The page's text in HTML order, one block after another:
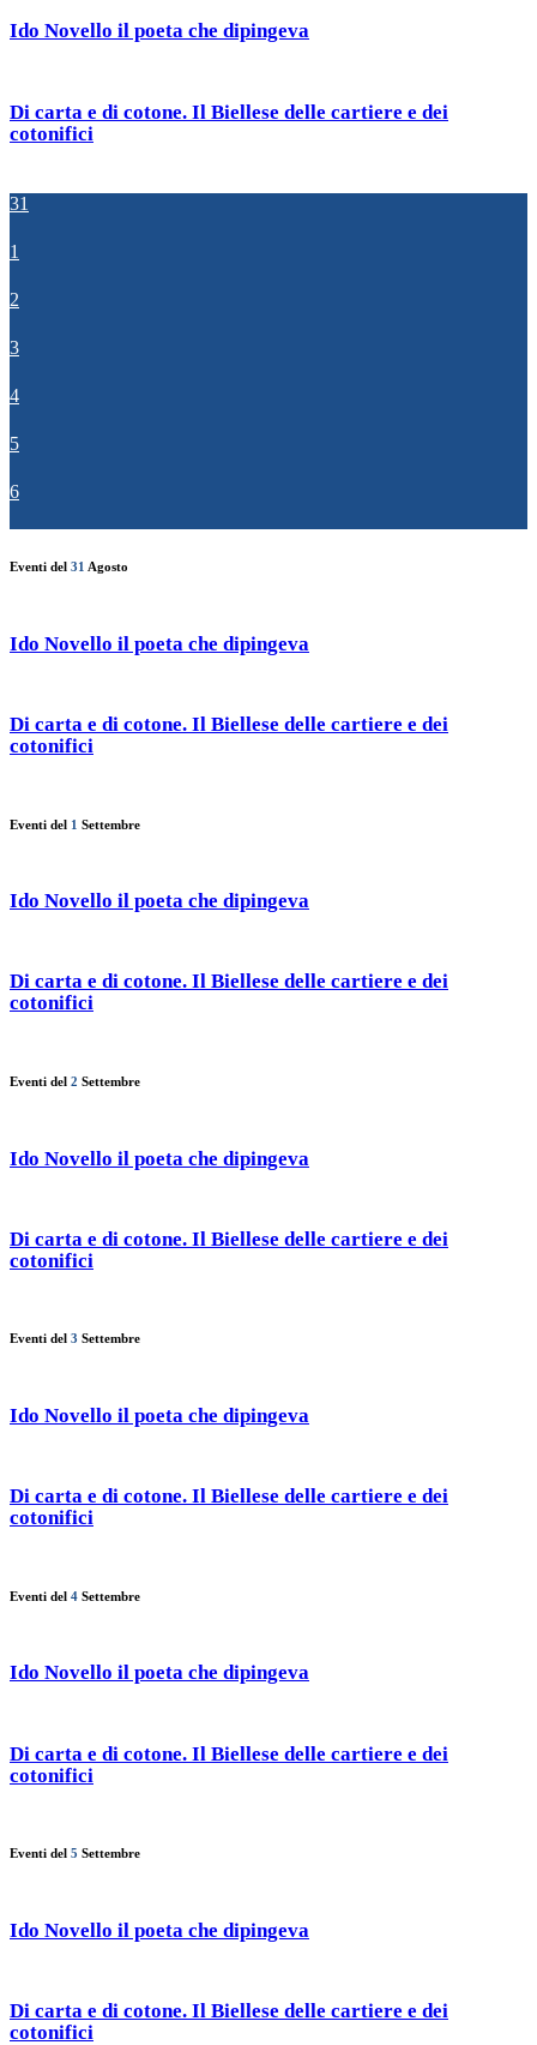
Ido Novello il poeta che dipingeva
Di carta e di cotone. Il Biellese delle cartiere e dei
cotonifici
31
1
2
3
4
5
6
Eventi del 31 Agosto
Ido Novello il poeta che dipingeva
Di carta e di cotone. Il Biellese delle cartiere e dei
cotonifici
Eventi del 1 Settembre
Ido Novello il poeta che dipingeva
Di carta e di cotone. Il Biellese delle cartiere e dei
cotonifici
Eventi del 2 Settembre
Ido Novello il poeta che dipingeva
Di carta e di cotone. Il Biellese delle cartiere e dei
cotonifici
Eventi del 3 Settembre
Ido Novello il poeta che dipingeva
Di carta e di cotone. Il Biellese delle cartiere e dei
cotonifici
Eventi del 4 Settembre
Ido Novello il poeta che dipingeva
Di carta e di cotone. Il Biellese delle cartiere e dei
cotonifici
Eventi del 5 Settembre
Ido Novello il poeta che dipingeva
Di carta e di cotone. Il Biellese delle cartiere e dei
cotonifici